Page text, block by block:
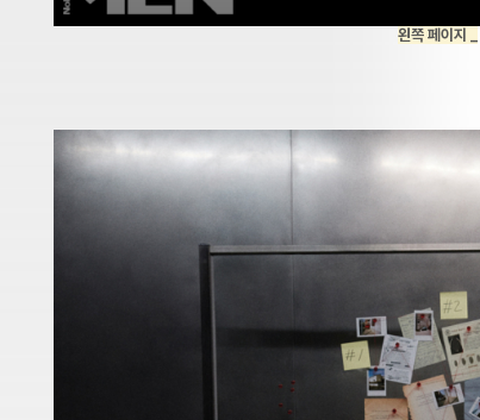
왼쪽 페이지 _